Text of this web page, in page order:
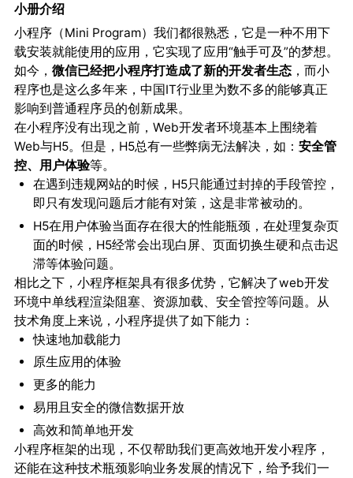
小册介绍
小程序（Mini Program）我们都很熟悉，它是一种不用下
载安装就能使用的应用，它实现了应用“触手可及”的梦想。
如今， 微信已经把小程序打造成了新的开发者生态，而小
程序也是这么多年来，中国IT行业里为数不多的能够真正
影响到普通程序员的创新成果。
在小程序没有出现之前，Web开发者环境基本上围绕着
Web与H5。但是，H5总有一些弊病无法解决，如： 安全管
控、用户体验等。
在遇到违规网站的时候，H5只能通过封掉的手段管控，
即只有发现问题后才能有对策，这是非常被动的。
H5在用户体验当面存在很大的性能瓶颈，在处理复杂页
面的时候，H5经常会出现白屏、页面切换生硬和点击迟
滞等体验问题。
相比之下，小程序框架具有很多优势，它解决了web开发
环境中单线程渲染阻塞、资源加载、安全管控等问题。从
技术角度上来说，小程序提供了如下能力：
快速地加载能力
原生应用的体验
更多的能力
易用且安全的微信数据开放
高效和简单地开发
小程序框架的出现， 不仅帮助我们更高效地开发小程序，
还能在这种技术瓶颈影响业务发展的情况下，给予我们一